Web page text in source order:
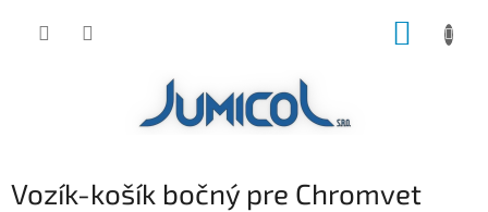
Vozík-košík bočný pre Chromvet